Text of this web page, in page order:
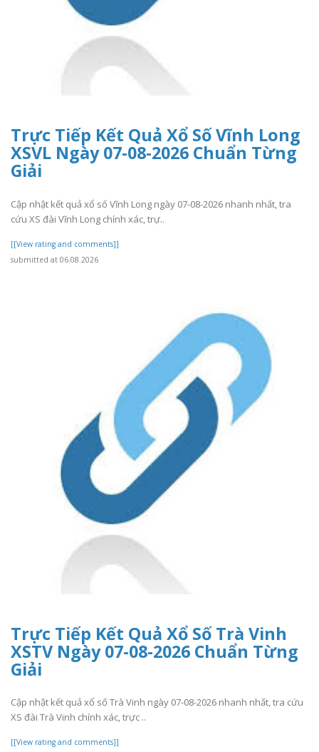
Trực Tiếp Kết Quả Xổ Số Vĩnh Long
XSVL Ngày 07-08-2026 Chuẩn Từng
Giải
Cập nhật kết quả xổ số Vĩnh Long ngày 07-08-2026 nhanh nhất, tra
cứu XS đài Vĩnh Long chính xác, trự..
[[View rating and comments]]
submitted at 06.08.2026
Trực Tiếp Kết Quả Xổ Số Trà Vinh
XSTV Ngày 07-08-2026 Chuẩn Từng
Giải
Cập nhật kết quả xổ số Trà Vinh ngày 07-08-2026 nhanh nhất, tra cứu
XS đài Trà Vinh chính xác, trực ..
[[View rating and comments]]